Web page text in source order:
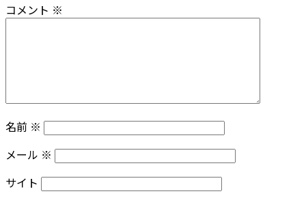
コメント ※
名前 ※
メール ※
サイト